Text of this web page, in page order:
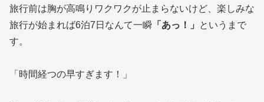
旅行前は胸が高鳴りワクワクが止まらないけど、楽しみな
旅行が始まれば6泊7日なんて一瞬 「あっ！」
というまで
す。
「時間経つの早すぎます！」